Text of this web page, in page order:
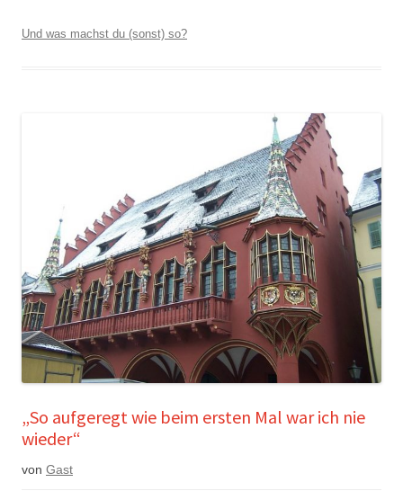
Und was machst du (sonst) so?
„So aufgeregt wie beim ersten Mal war ich nie
wieder“
von Gast